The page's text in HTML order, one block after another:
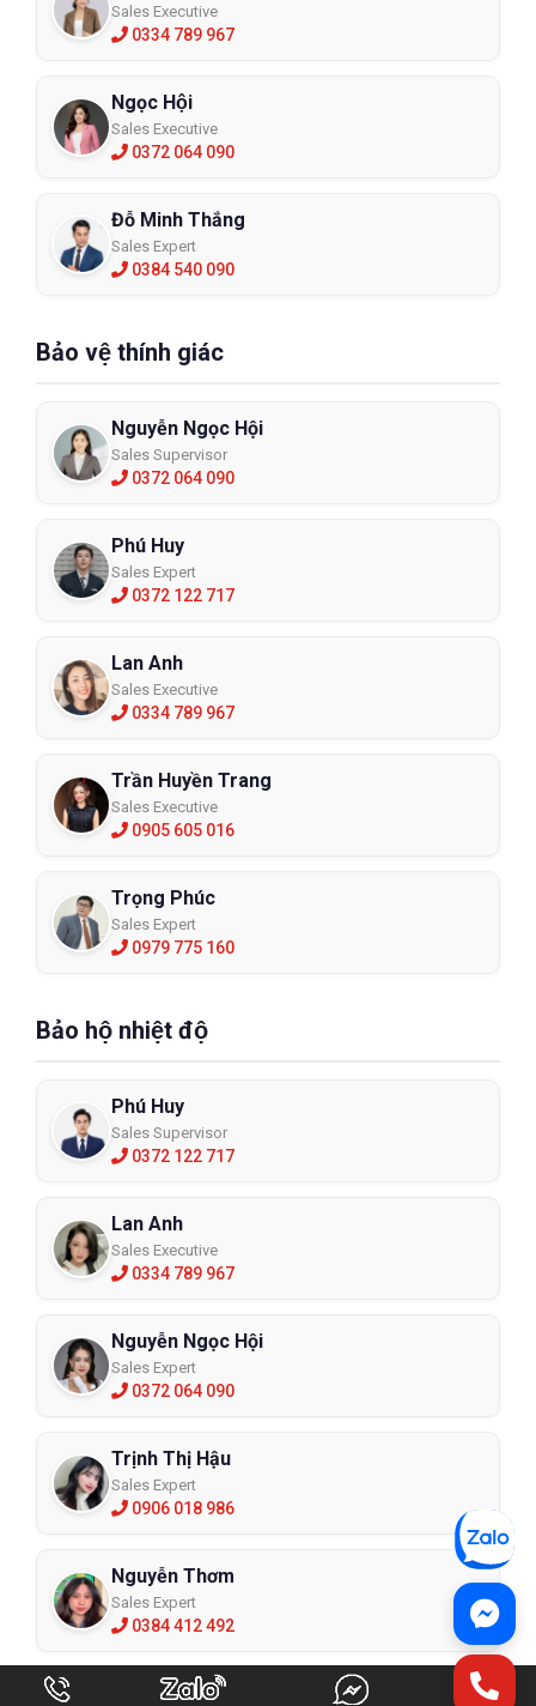
Sales Executive
0334 789 967
Ngọc Hội
Sales Executive
0372 064 090
Đỗ Minh Thắng
Sales Expert
0384 540 090
Bảo vệ thính giác
Nguyễn Ngọc Hội
Sales Supervisor
0372 064 090
Phú Huy
Sales Expert
0372 122 717
Lan Anh
Sales Executive
0334 789 967
Trần Huyền Trang
Sales Executive
0905 605 016
Trọng Phúc
Sales Expert
0979 775 160
Bảo hộ nhiệt độ
Phú Huy
Sales Supervisor
0372 122 717
Lan Anh
Sales Executive
0334 789 967
Nguyễn Ngọc Hội
Sales Expert
0372 064 090
Trịnh Thị Hậu
Sales Expert
0906 018 986
Nguyễn Thơm
Sales Expert
0384 412 492